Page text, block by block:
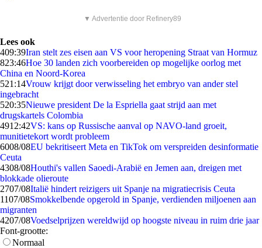
▼ Advertentie door Refinery89
Lees ook
409:39Iran stelt zes eisen aan VS voor heropening Straat van Hormuz
823:46Hoe 30 landen zich voorbereiden op mogelijke oorlog met
China en Noord-Korea
521:14Vrouw krijgt door verwisseling het embryo van ander stel
ingebracht
520:35Nieuwe president De la Espriella gaat strijd aan met
drugskartels Colombia
4912:42VS: kans op Russische aanval op NAVO-land groeit,
munitietekort wordt probleem
6008/08EU bekritiseert Meta en TikTok om verspreiden desinformatie
Ceuta
4308/08Houthi's vallen Saoedi-Arabië en Jemen aan, dreigen met
blokkade olieroute
2707/08Italië hindert reizigers uit Spanje na migratiecrisis Ceuta
1107/08Smokkelbende opgerold in Spanje, verdienden miljoenen aan
migranten
4207/08Voedselprijzen wereldwijd op hoogste niveau in ruim drie jaar
Font-grootte:
Normaal